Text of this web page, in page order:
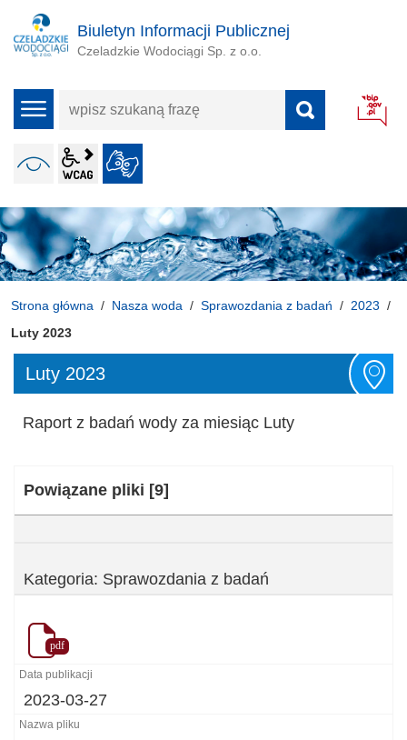
Biuletyn Informacji Publicznej
Czeladzkie Wodociągi Sp. z o.o.
menu
wpisz
frazę
WERSJA KONTRASTOWA
wcag2.1
Strona główna Nasza woda Sprawozdania z badań
2023
Luty 2023
Luty 2023
Raport z badań wody za miesiąc Luty
Kategoria:
Powiązane pliki [9]
Kategoria: Sprawozdania z badań
pdf
2023-03-27